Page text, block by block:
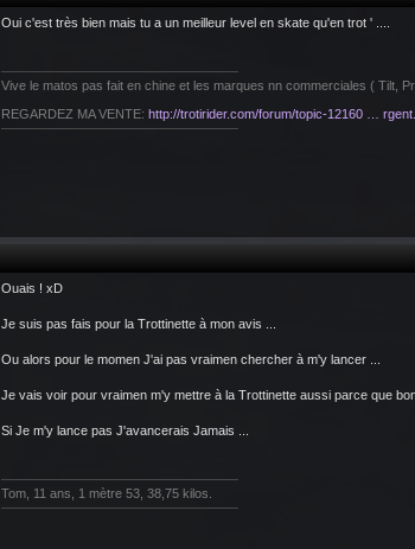
Oui c'est très bien mais tu a un meilleur level en skate qu'en trot ' ....
Vive le matos pas fait en chine et les marques nn commerciales ( Tilt,
REGARDEZ MA VENTE: http://trotirider.com/forum/topic-12160 …
Ouais ! xD
Je suis pas fais pour la Trottinette à mon avis ...
Ou alors pour le momen J'ai pas vraimen chercher à m'y lancer ...
Je vais voir pour vraimen m'y mettre à la Trottinette aussi parce que
Si Je m'y lance pas J'avancerais Jamais ...
Tom, 11 ans, 1 mètre 53, 38,75 kilos.